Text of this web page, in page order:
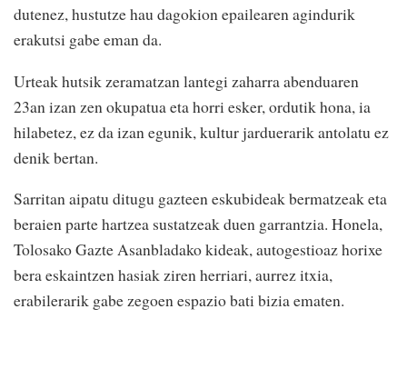
dutenez, hustutze hau dagokion epailearen agindurik
erakutsi gabe eman da.
Urteak hutsik zeramatzan lantegi zaharra abenduaren
23an izan zen okupatua eta horri esker, ordutik hona, ia
hilabetez, ez da izan egunik, kultur jarduerarik antolatu ez
denik bertan.
Sarritan aipatu ditugu gazteen eskubideak bermatzeak eta
beraien parte hartzea sustatzeak duen garrantzia. Honela,
Tolosako Gazte Asanbladako kideak, autogestioaz horixe
bera eskaintzen hasiak ziren herriari, aurrez itxia,
erabilerarik gabe zegoen espazio bati bizia ematen.